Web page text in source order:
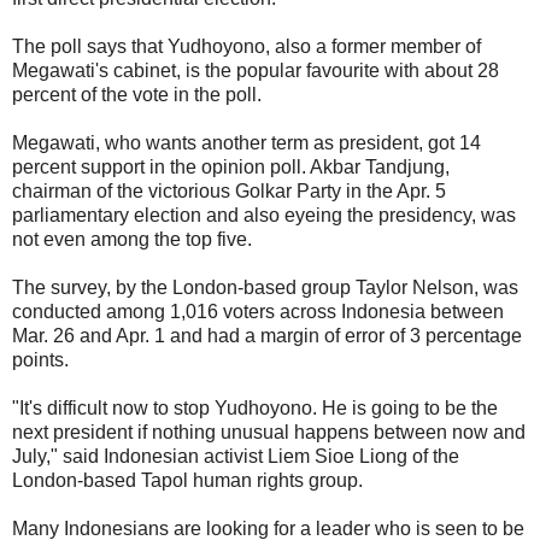
The poll says that Yudhoyono, also a former member of
Megawati's cabinet, is the popular favourite with about 28
percent of the vote in the poll.
Megawati, who wants another term as president, got 14
percent support in the opinion poll. Akbar Tandjung,
chairman of the victorious Golkar Party in the Apr. 5
parliamentary election and also eyeing the presidency, was
not even among the top five.
The survey, by the London-based group Taylor Nelson, was
conducted among 1,016 voters across Indonesia between
Mar. 26 and Apr. 1 and had a margin of error of 3 percentage
points.
"It's difficult now to stop Yudhoyono. He is going to be the
next president if nothing unusual happens between now and
July," said Indonesian activist Liem Sioe Liong of the
London-based Tapol human rights group.
Many Indonesians are looking for a leader who is seen to be